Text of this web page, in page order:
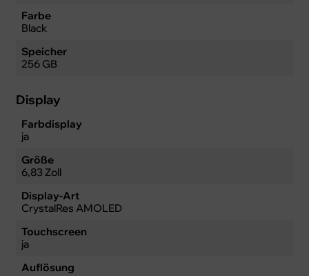
Farbe
Black
Speicher
256 GB
Display
Farbdisplay
ja
Größe
6,83 Zoll
Display-Art
CrystalRes AMOLED
Touchscreen
ja
Auflösung